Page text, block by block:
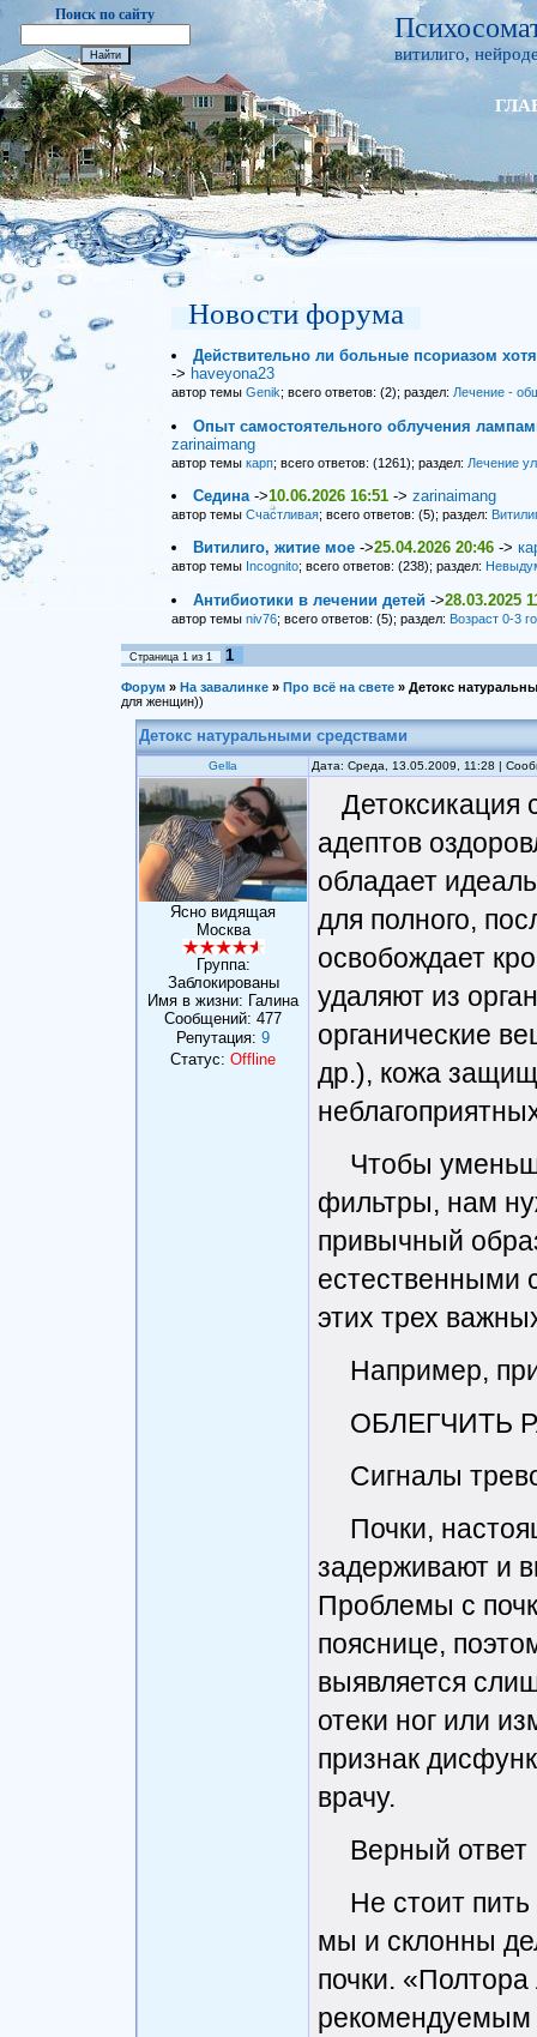
Поиск по сайту
витилиго,
Новости форума
Действительно ли больные псориазом
-> haveyona23
автор темы Genik; всего ответов: (2); раздел: Лечение -
Опыт самостоятельного облучения
zarinaimang
автор темы карп; всего ответов: (1261); раздел: Лечение
Седина ->10.06.2026 16:51 ->zarinaimang
автор темы Счастливая; всего ответов: (5); раздел:
Витилиго, житие мое ->25.04.2026 20:46 ->
автор темы Incognito; всего ответов: (238); раздел:
Антибиотики в лечении детей ->28.03.2025
автор темы niv76; всего ответов: (5); раздел: Возраст 0-3
Страница 1 из 1 1
Форум » На завалинке » Про всё на свете » Детокс
для женщин))
Детокс натуральными средствами
Gella Дата: Среда, 13.05.2009, 11:28 |
Ясно видящая
Москва
Группа:
Заблокированы
Имя в жизни: Галина
Сообщений: 477
Репутация: 9
Статус: Offline
Детоксикация
адептов
обладает
для полного,
освобождает
удаляют из
органические
др.), кожа
Чтобы
фильтры, нам
привычный
естественными
этих трех
Например,
ОБЛЕГЧИТЬ
Сигналы
Почки,
задерживают и
Проблемы с
пояснице,
выявляется
отеки ног или
признак
врачу.
Верный ответ
Не стоит
мы и склонны
почки.
рекомендуемым